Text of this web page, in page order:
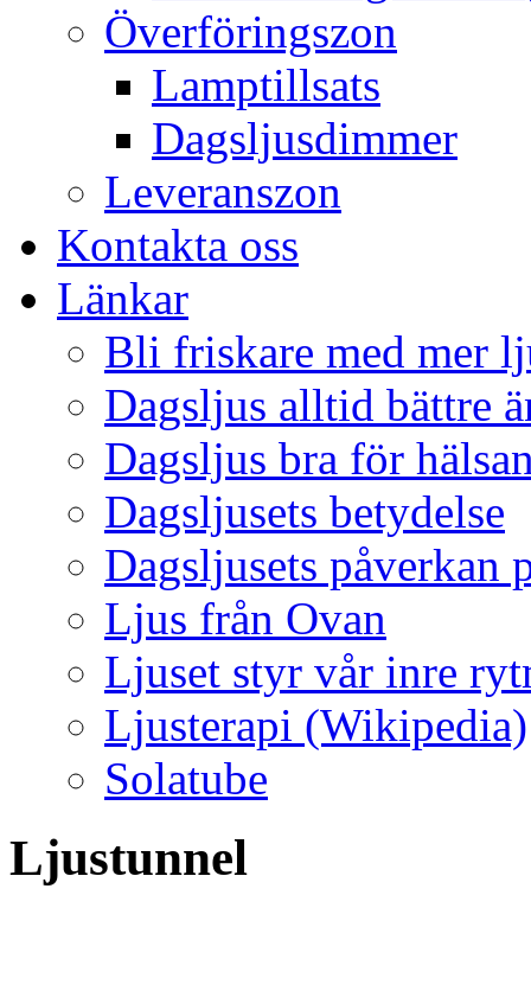
Överföringszon
Lamptillsats
Dagsljusdimmer
Leveranszon
Kontakta oss
Länkar
Bli friskare med mer
Dagsljus alltid bättre
Dagsljus bra för
Dagsljusets betydelse
Dagsljusets påverkan
Ljus från Ovan
Ljuset styr vår inre
Ljusterapi (Wikipedia)
Solatube
Ljustunnel